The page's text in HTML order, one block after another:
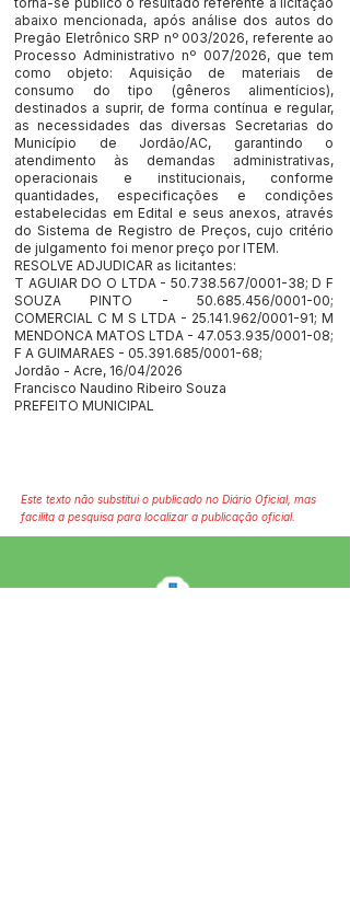
abaixo mencionada, após análise dos autos do
Pregão Eletrônico SRP nº 003/2026, referente ao
Processo Administrativo nº 007/2026, que tem
como objeto: Aquisição de materiais de
consumo do tipo (gêneros alimentícios),
destinados a suprir, de forma contínua e regular,
as necessidades das diversas Secretarias do
Município de Jordão/AC, garantindo o
atendimento às demandas administrativas,
operacionais e institucionais, conforme
quantidades, especificações e condições
estabelecidas em Edital e seus anexos, através
do Sistema de Registro de Preços, cujo critério
de julgamento foi menor preço por ITEM.
RESOLVE ADJUDICAR as licitantes:
T AGUIAR DO O LTDA - 50.738.567/0001-38; D F
SOUZA PINTO - 50.685.456/0001-00;
COMERCIAL C M S LTDA - 25.141.962/0001-91; M
MENDONCA MATOS LTDA - 47.053.935/0001-08;
F A GUIMARAES - 05.391.685/0001-68;
Jordão - Acre, 16/04/2026
Francisco Naudino Ribeiro Souza
PREFEITO MUNICIPAL
Este texto não substitui o publicado no Diário Oficial, mas
facilita a pesquisa para localizar a publicação oficial.